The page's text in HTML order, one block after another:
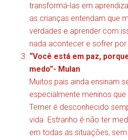
transformá-las em
as crianças entendam que
verdades e aprender com
nada acontecer e sofrer por
“Você está em paz,
medo”- Mulan
Muitos pais ainda ensinam
especialmente meninos
Temer é desconhecido
vida. Estranho é não ter
em todas as situações,